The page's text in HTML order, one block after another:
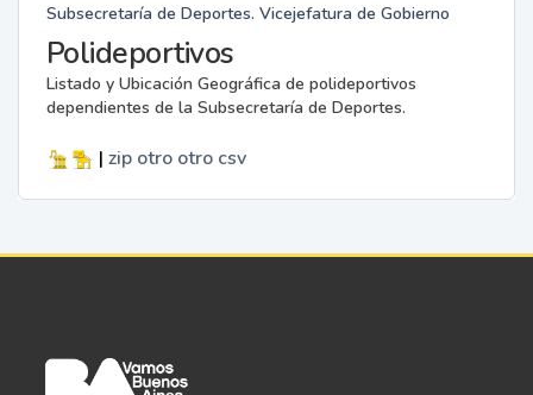
Subsecretaría de Deportes. Vicejefatura de Gobierno
Polideportivos
Listado y Ubicación Geográfica de polideportivos
dependientes de la Subsecretaría de Deportes.
| zip otro otro csv